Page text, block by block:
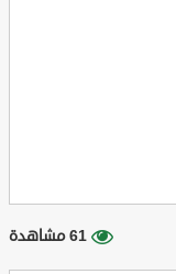
61 مشاهدة